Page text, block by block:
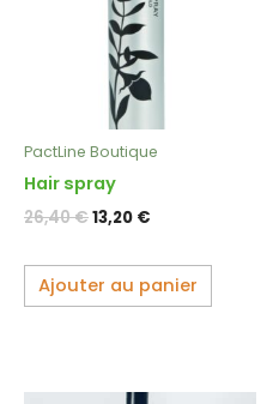
PactLine Boutique
Hair spray
26,40€13,20 €
Ajouter au panier